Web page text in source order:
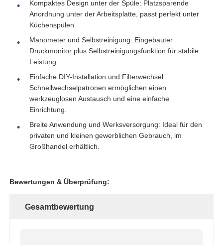
Videos
Über uns
Fabrik Tour
Qualitätskontrolle
Kontakt
RO-Systeme
Kompaktes Design unter der Spüle: Platzsparende
Anordnung unter der Arbeitsplatte, passt perfekt unter
Küchenspülen.
Manometer und Selbstreinigung: Eingebauter
Druckmonitor plus Selbstreinigungsfunktion für stabile
Leistung.
Einfache DIY-Installation und Filterwechsel:
Schnellwechselpatronen ermöglichen einen
werkzeuglosen Austausch und eine einfache
Einrichtung.
Breite Anwendung und Werksversorgung: Ideal für den
privaten und kleinen gewerblichen Gebrauch, im
Großhandel erhältlich.
Bewertungen & Überprüfung:
Gesamtbewertung